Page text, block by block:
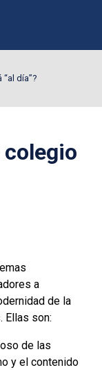
día”?
colegio
a
de la
Ellas son:
de las
y el contenido